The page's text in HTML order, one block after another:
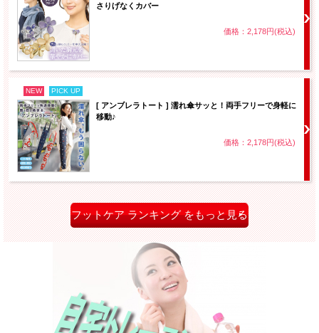
さりげなくカバー
価格：2,178円(税込)
NEW PICK UP
[ アンブレラトート ] 濡れ傘サッと！両手フリーで身軽に
移動♪
価格：2,178円(税込)
フットケア ランキング をもっと見る